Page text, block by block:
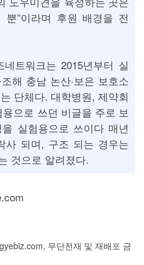
뿐”이라며 후원 배경을 전
트워크는 2015년부터 실
해 충남 논산·보은 보호소
단체다. 대학병원, 제약회
으로 쓰던 비글을 주로 보
실험용으로 쓰이다 매년
사 되며, 구조 되는 경우는
것으로 알려졌다.
무단전재 및 재배포 금